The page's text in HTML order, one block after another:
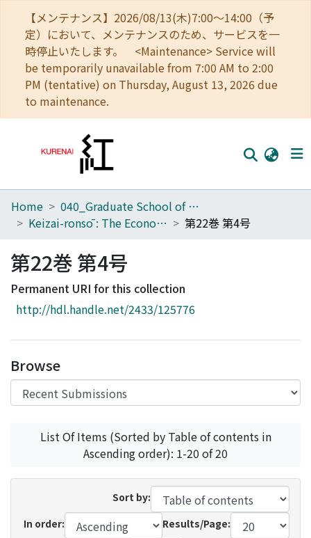
【メンテナンス】2026/08/13(木)7:00～14:00（予
定）において、メンテナンスのため、サービスを一
時停止いたします。 <Maintenance> Service will
be temporarily unavailable from 7:00 AM to 2:00
PM (tentative) on Thursday, August 13, 2026 due
to maintenance.
Home
Browse
Download Ranking
Access Statistics
Home
040_Graduate School of Economics
Keizai-ronsō : The Economic Review
第22巻 第4号
第22巻 第4号
Permanent URI for this collection
http://hdl.handle.net/2433/125776
Browse
List Of Items (Sorted by Table of contents in
Ascending order): 1-20 of 20
Sort by:
In order:
Results/Page: